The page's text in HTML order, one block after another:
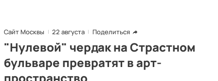
Сайт Москвы 22 августа Поделиться
"Нулевой" чердак на Страстном
бульваре превратят в арт-